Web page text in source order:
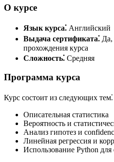
О курсе
Язык курса⁚ Английский
Выдача сертификата⁚ Да,
прохождения курса
Сложность⁚ Средняя
Программа курса
Курс состоит из следующих тем⁚
Описательная статистика
Вероятность и
Анализ гипотез и
Линейная регрессия и
Использование Python для